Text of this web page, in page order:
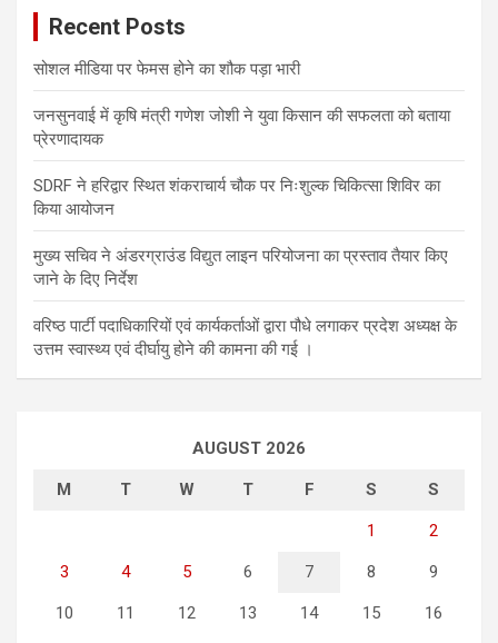
Recent Posts
सोशल मीडिया पर फेमस होने का शौक पड़ा भारी
जनसुनवाई में कृषि मंत्री गणेश जोशी ने युवा किसान की सफलता को बताया
प्रेरणादायक
SDRF ने हरिद्वार स्थित शंकराचार्य चौक पर निःशुल्क चिकित्सा शिविर का
किया आयोजन
मुख्य सचिव ने अंडरग्राउंड विद्युत लाइन परियोजना का प्रस्ताव तैयार किए
जाने के दिए निर्देश
वरिष्ठ पार्टी पदाधिकारियों एवं कार्यकर्ताओं द्वारा पौधे लगाकर प्रदेश अध्यक्ष के
उत्तम स्वास्थ्य एवं दीर्घायु होने की कामना की गई ।
AUGUST 2026
M T W T F S S
1 2
3 4 5 6 7 8 9
10 11 12 13 14 15 16